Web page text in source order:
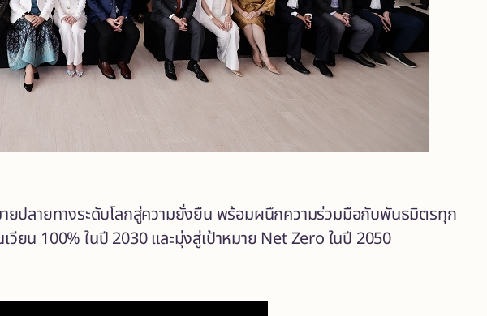
ปลายทางระดับโลกสู่ความยั่งยืน พร้อมผนึกความร่วมมือกับพันธมิตรทุก
ยน 100% ในปี 2030 และมุ่งสู่เป้าหมาย Net Zero ในปี 2050